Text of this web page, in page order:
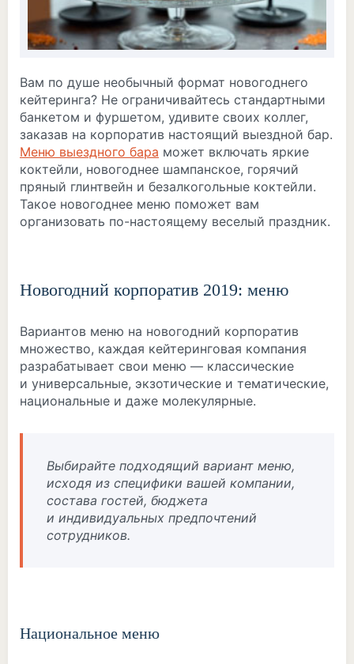
Вам по душе необычный формат новогоднего
кейтеринга? Не ограничивайтесь стандартными
банкетом и фуршетом, удивите своих коллег,
заказав на корпоратив настоящий выездной бар.
Меню выездного бара может включать яркие
коктейли, новогоднее шампанское, горячий
пряный глинтвейн и безалкогольные коктейли.
Такое новогоднее меню поможет вам
организовать по-настоящему веселый праздник.
Новогодний корпоратив 2019: меню
Вариантов меню на новогодний корпоратив
множество, каждая кейтеринговая компания
разрабатывает свои меню — классические
и универсальные, экзотические и тематические,
национальные и даже молекулярные.
Выбирайте подходящий вариант меню,
исходя из специфики вашей компании,
состава гостей, бюджета
и индивидуальных предпочтений
сотрудников.
Национальное меню